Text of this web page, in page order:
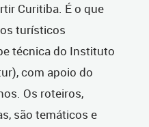
Curitiba. É o que
turísticos
técnica do Instituto
com apoio do
Os roteiros,
são temáticos e